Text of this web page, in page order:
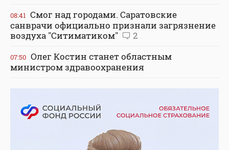
08:41 Смог над городами. Саратовские
санврачи официально признали загрязнение
воздуха "Ситиматиком"
2
07:50 Олег Костин станет областным
министром здравоохранения